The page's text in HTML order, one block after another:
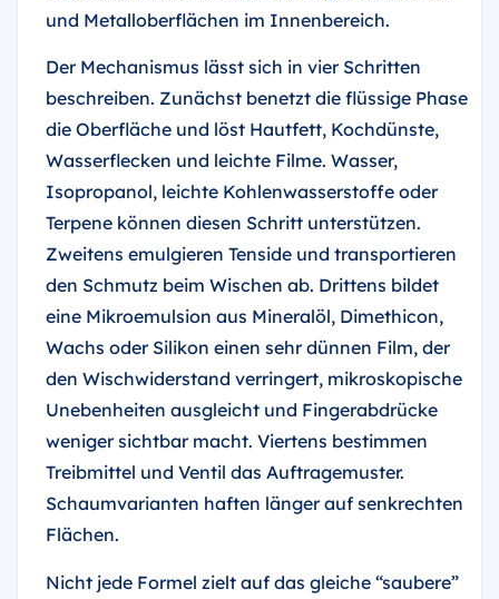
und Metalloberflächen im Innenbereich.
Der Mechanismus lässt sich in vier Schritten
beschreiben. Zunächst benetzt die flüssige Phase
die Oberfläche und löst Hautfett, Kochdünste,
Wasserflecken und leichte Filme. Wasser,
Isopropanol, leichte Kohlenwasserstoffe oder
Terpene können diesen Schritt unterstützen.
Zweitens emulgieren Tenside und transportieren
den Schmutz beim Wischen ab. Drittens bildet
eine Mikroemulsion aus Mineralöl, Dimethicon,
Wachs oder Silikon einen sehr dünnen Film, der
den Wischwiderstand verringert, mikroskopische
Unebenheiten ausgleicht und Fingerabdrücke
weniger sichtbar macht. Viertens bestimmen
Treibmittel und Ventil das Auftragemuster.
Schaumvarianten haften länger auf senkrechten
Flächen.
Nicht jede Formel zielt auf das gleiche “saubere”